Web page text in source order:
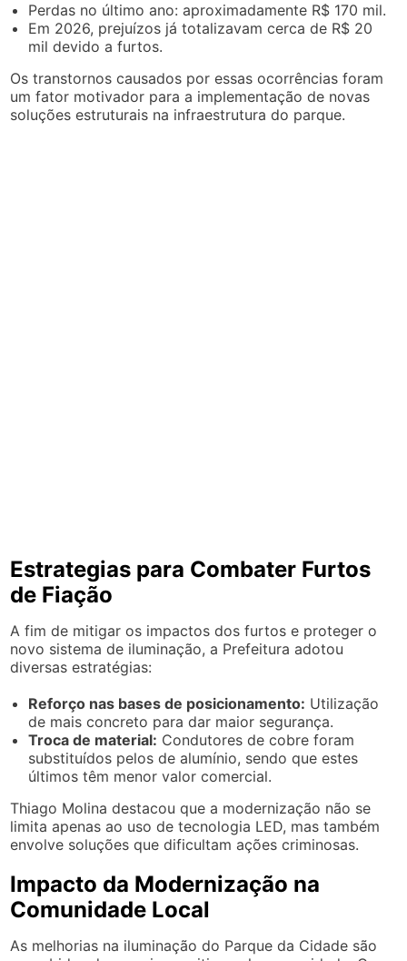
Perdas no último ano: aproximadamente R$ 170 mil.
Em 2026, prejuízos já totalizavam cerca de R$ 20
mil devido a furtos.
Os transtornos causados por essas ocorrências foram
um fator motivador para a implementação de novas
soluções estruturais na infraestrutura do parque.
Estrategias para Combater Furtos
de Fiação
A fim de mitigar os impactos dos furtos e proteger o
novo sistema de iluminação, a Prefeitura adotou
diversas estratégias:
Reforço nas bases de posicionamento: Utilização
de mais concreto para dar maior segurança.
Troca de material: Condutores de cobre foram
substituídos pelos de alumínio, sendo que estes
últimos têm menor valor comercial.
Thiago Molina destacou que a modernização não se
limita apenas ao uso de tecnologia LED, mas também
envolve soluções que dificultam ações criminosas.
Impacto da Modernização na
Comunidade Local
As melhorias na iluminação do Parque da Cidade são